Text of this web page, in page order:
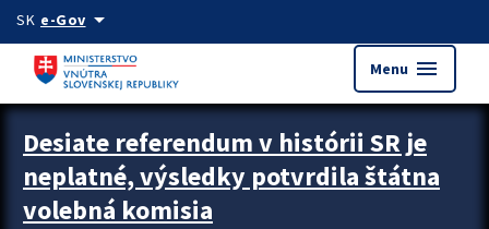
Preskocit na hlavný obsah
SK e-Govarrow_drop_down
Menu menu
Zastavit automatický posun upútavok
Desiate referendum v histórii SR je
neplatné, výsledky potvrdila štátna
volebná komisia